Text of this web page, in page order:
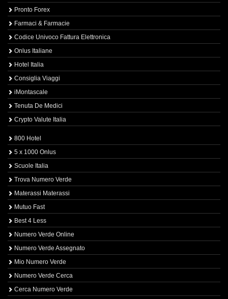
Pronto Forex
Farmaci & Farmacie
Codice Univoco Fattura Elettronica
Onlus Italiane
Hotel Italia
Consiglia Viaggi
iMontascale
Tenuta De Medici
Crypto Valute Italia
800 Hotel
5 x 1000 Onlus
Scuole Italia
Trova Numero Verde
Materassi Materassi
Mutuo Fast
Best 4 Less
Numero Verde Online
Numero Verde Assegnato
Mio Numero Verde
Numero Verde Cerca
Cerca Numero Verde